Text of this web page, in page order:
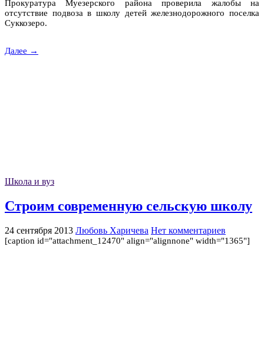
Прокуратура Муезерского района проверила жалобы на
отсутствие подвоза в школу детей железнодорожного поселка
Суккозеро.
Далее →
Школа и вуз
Строим современную сельскую школу
24 сентября 2013 Любовь Харичева Нет комментариев
[caption id="attachment_12470" align="alignnone" width="1365"]